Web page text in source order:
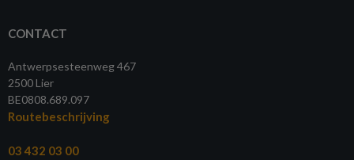
CONTACT
Antwerpsesteenweg 467
2500 Lier
BE0808.689.097
Routebeschrijving
03 432 03 00